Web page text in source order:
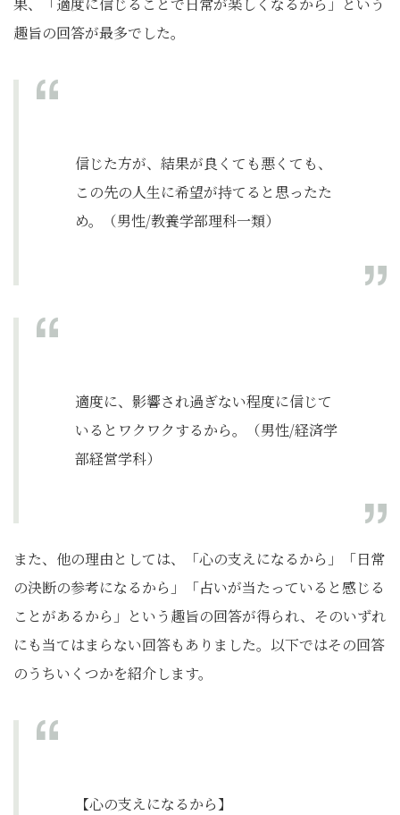
趣旨の回答が最多でした。
信じた方が、結果が良くても悪くても、
この先の人生に希望が持てると思ったた
め。（男性/教養学部理科一類）
適度に、影響され過ぎない程度に信じて
いるとワクワクするから。（男性/経済学
部経営学科）
また、他の理由としては、「心の支えになるから」「日常
の決断の参考になるから」「占いが当たっていると感じる
ことがあるから」という趣旨の回答が得られ、そのいずれ
にも当てはまらない回答もありました。以下ではその回答
のうちいくつかを紹介します。
【心の支えになるから】